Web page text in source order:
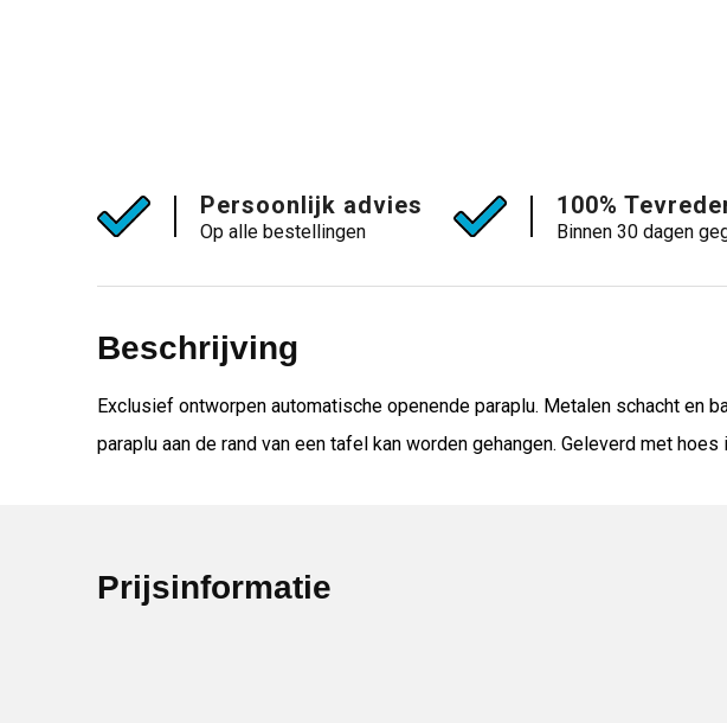
Persoonlijk advies
Op alle bestellingen
100%
Binnen 30 dagen
Beschrijving
Exclusief ontworpen automatische openende paraplu. Metalen schacht en
paraplu aan de rand van een tafel kan worden gehangen. Geleverd met hoes
Prijsinformatie